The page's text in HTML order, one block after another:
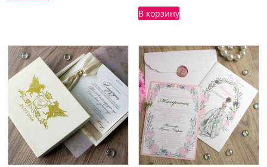
В корзину